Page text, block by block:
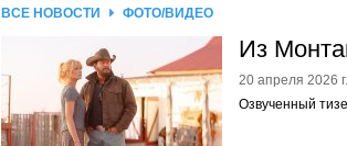
ВСЕ НОВОСТИ ФОТО/ВИДЕО
Из
20 апреля 2026 г.
Озвученный